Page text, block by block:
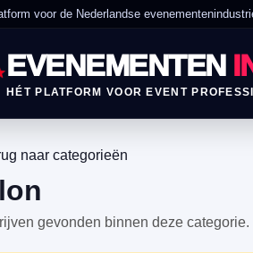
voor de Nederlandse
EVENEMENTEN
HÉT PLATFORM VOOR EVENT
naar categorieën
gevonden binnen deze categorie.